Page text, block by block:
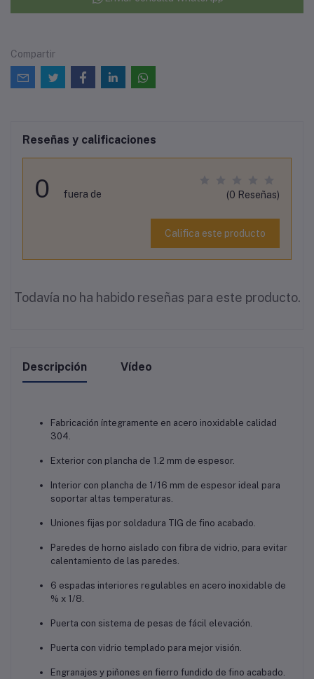
Compartir
Reseñas y calificaciones
0 fuera de (0 Reseñas)
Califica este producto
Todavía no ha habido reseñas para este producto.
Descripción Vídeo
Fabricación íntegramente en acero inoxidable calidad
304.
Exterior con plancha de 1.2 mm de espesor.
Interior con plancha de 1/16 mm de espesor ideal para
soportar altas temperaturas.
Uniones fijas por soldadura TIG de fino acabado.
Paredes de horno aislado con fibra de vidrio, para evitar
calentamiento de las paredes.
6 espadas interiores regulables en acero inoxidable de
% x 1/8.
Puerta con sistema de pesas de fácil elevación.
Puerta con vidrio templado para mejor visión.
Engranajes y piñones en fierro fundido de fino acabado.